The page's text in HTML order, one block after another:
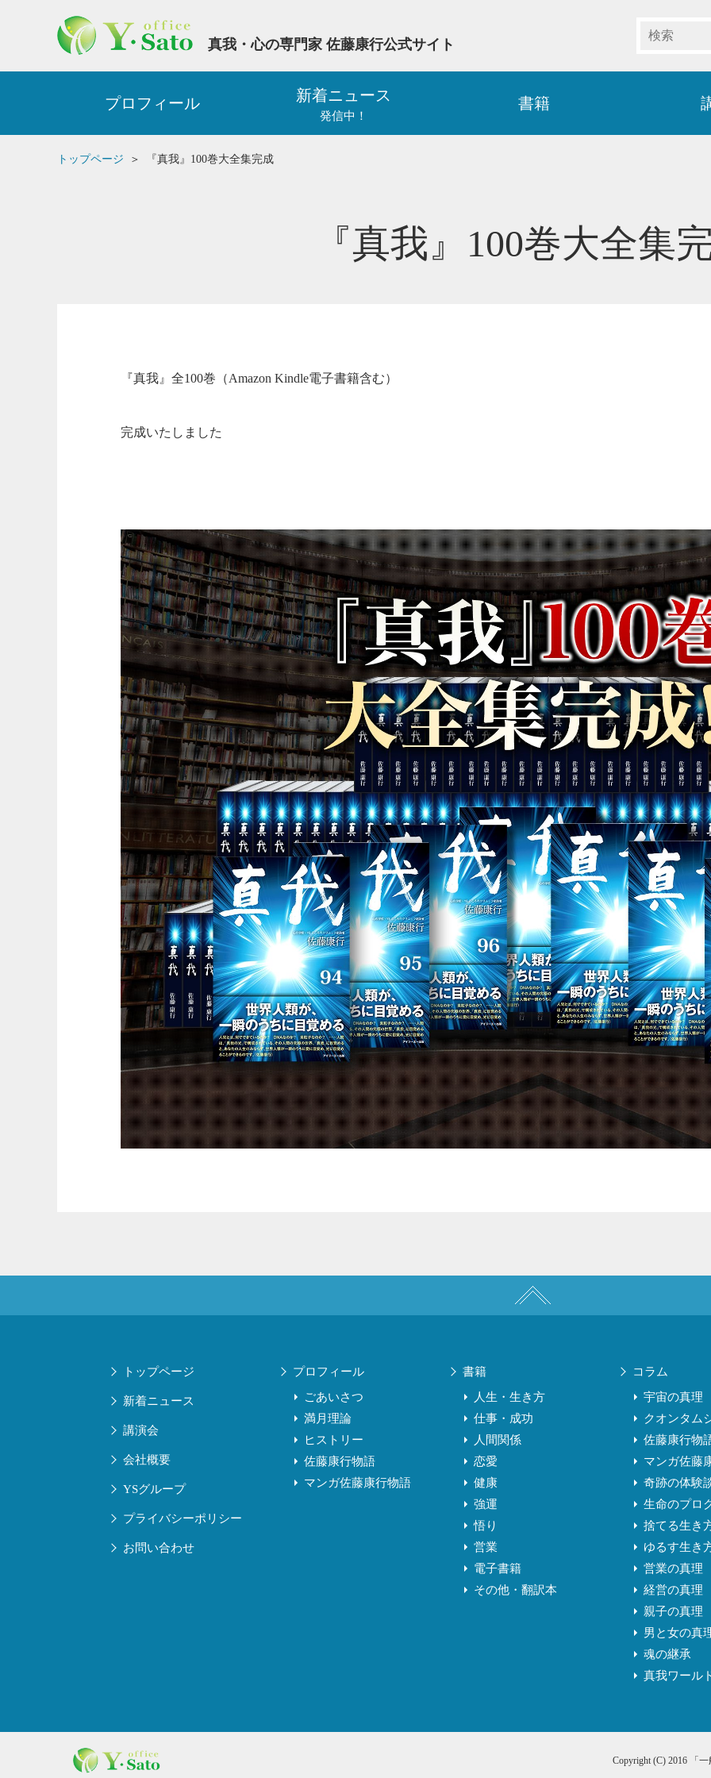
真我・心の専門家 佐藤康行公式サイト
プロフィール 新着ニュース
発信中！
書籍
トップページ 『真我』100巻大全集完成
『真我』100巻大全集
『真我』全100巻（Amazon Kindle電子書籍含む）
完成いたしました
トップページ
新着ニュース
講演会
会社概要
YSグループ
プライバシーポリシー
お問い合わせ
プロフィール
ごあいさつ
満月理論
ヒストリー
佐藤康行物語
マンガ佐藤康行物語
書籍
人生・生き方
仕事・成功
人間関係
恋愛
健康
強運
悟り
営業
電子書籍
その他・翻訳本
コラム
宇宙の真理
クオンタム
佐藤康行物
マンガ佐藤
奇跡の体験
生命のプロ
捨てる生き
ゆるす生き
営業の真理
経営の真理
親子の真理
男と女の真
魂の継承
真我ワール
Copyright (C) 2016 「